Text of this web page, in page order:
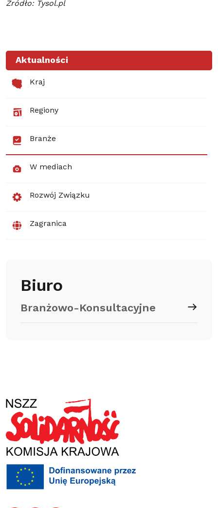
Źródło: Tysol.pl
Aktualności
Kraj
Regiony
Branże
W mediach
Rozwój Związku
Zagranica
Biuro
Branżowo-Konsultacyjne